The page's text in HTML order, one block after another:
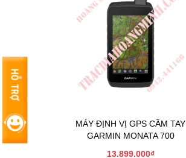
MÁY ĐỊNH VỊ GPS CẦM TAY
GARMIN MONATA 700
13.899.000₫